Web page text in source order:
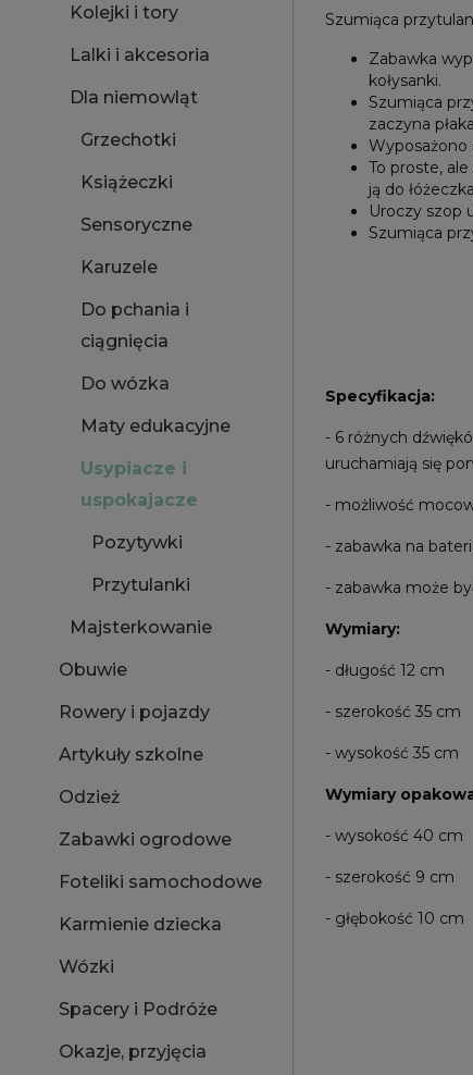
Kolejki i tory
Lalki i akcesoria
Dla niemowląt
Grzechotki
Książeczki
Sensoryczne
Karuzele
Do pchania i
ciągnięcia
Do wózka
Maty edukacyjne
Usypiacze i
uspokajacze
Pozytywki
Przytulanki
Majsterkowanie
Obuwie
Rowery i pojazdy
Artykuły szkolne
Odzież
Zabawki ogrodowe
Foteliki samochodowe
Karmienie dziecka
Wózki
Spacery i Podróże
Okazje, przyjęcia
Szumiąca
Zabawka
kołysanki.
Szumiąca
zaczyna
To proste,
ją do
Uroczy szop
Szumiąca
Specyfikacja:
- 6 różnych
uruchamiają się
- możliwość
- zabawka na
- zabawka może
Wymiary:
- długość 12 cm
- szerokość 35 cm
- wysokość 35 cm
Wymiary
- wysokość 40 cm
- szerokość 9 cm
- głębokość 10 cm